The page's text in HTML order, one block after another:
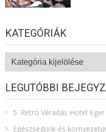
KATEGÓRIÁK
Kategóriák
LEGUTÓBBI
5. Retro Véradás Hotel
Egészségünk és